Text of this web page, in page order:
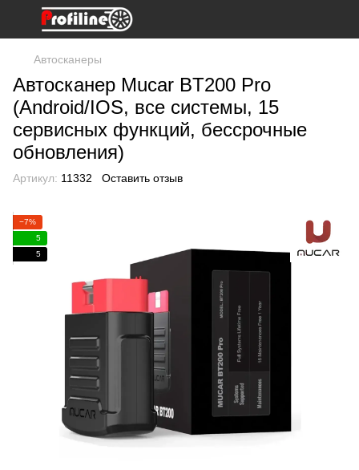
Автосканеры
Автосканер Mucar BT200 Pro
(Android/IOS, все системы, 15
сервисных функций, бессрочные
обновления)
Артикул: 11332 Оставить отзыв
−7%
5
5